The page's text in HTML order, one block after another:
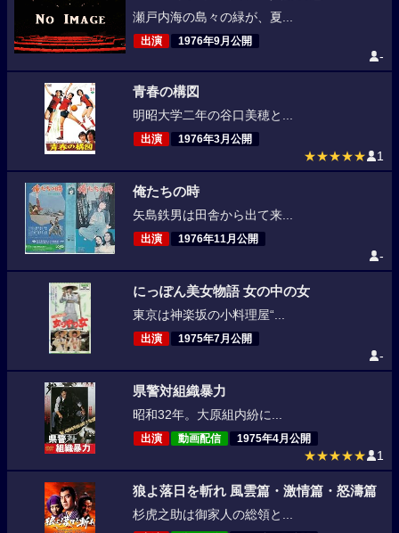
瀬戸内海の島々の緑が、夏...
出演 1976年9月公開
-
青春の構図
明昭大学二年の谷口美穂と...
出演 1976年3月公開
★★★★★ 1
俺たちの時
矢島鉄男は田舎から出て来...
出演 1976年11月公開
-
にっぽん美女物語 女の中の女
東京は神楽坂の小料理屋“...
出演 1975年7月公開
-
県警対組織暴力
昭和32年。大原組内紛に...
出演 動画配信 1975年4月公開
★★★★★ 1
狼よ落日を斬れ 風雲篇・激情篇・怒濤篇
杉虎之助は御家人の総領と...